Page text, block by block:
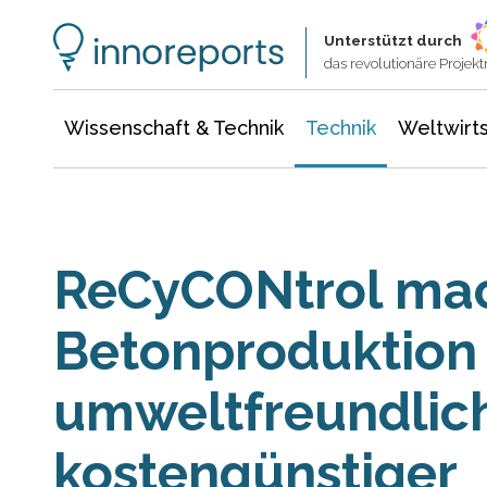
Unterstützt durch
das revolutionäre
Wissenschaft & Technik Technik
ReCyCONtrol
Betonproduktion
kostengünstiger